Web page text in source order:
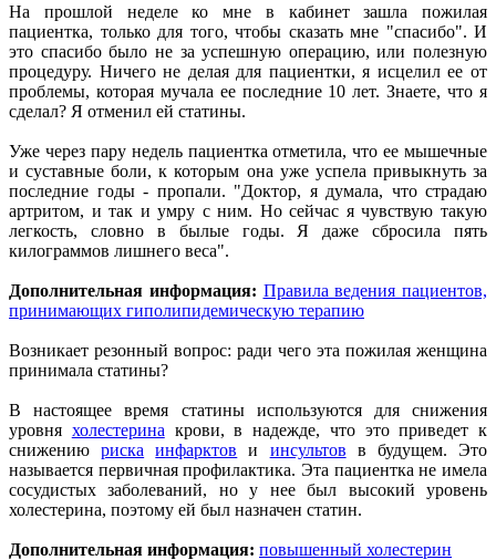
На прошлой неделе ко мне в кабинет зашла пожилая
пациентка, только для того, чтобы сказать мне "спасибо". И
это спасибо было не за успешную операцию, или полезную
процедуру. Ничего не делая для пациентки, я исцелил ее от
проблемы, которая мучала ее последние 10 лет. Знаете, что я
сделал? Я отменил ей статины.
Уже через пару недель пациентка отметила, что ее мышечные
и суставные боли, к которым она уже успела привыкнуть за
последние годы - пропали. "Доктор, я думала, что страдаю
артритом, и так и умру с ним. Но сейчас я чувствую такую
легкость, словно в былые годы. Я даже сбросила пять
килограммов лишнего веса".
Дополнительная информация: Правила ведения пациентов,
принимающих гиполипидемическую терапию
Возникает резонный вопрос: ради чего эта пожилая женщина
принимала статины?
В настоящее время статины используются для снижения
уровня холестерина крови, в надежде, что это приведет к
снижениюриска инфарктов и инсультов в будущем. Это
называется первичная профилактика. Эта пациентка не имела
сосудистых заболеваний, но у нее был высокий уровень
холестерина, поэтому ей был назначен статин.
Дополнительная информация: повышенный холестерин